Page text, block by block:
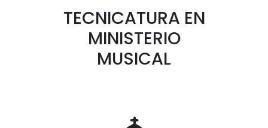
TECNICATURA EN
MINISTERIO
MUSICAL